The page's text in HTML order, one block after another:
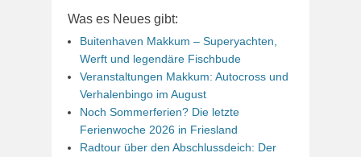
Was es Neues gibt:
Buitenhaven Makkum – Superyachten,
Werft und legendäre Fischbude
Veranstaltungen Makkum: Autocross und
Verhalenbingo im August
Noch Sommerferien? Die letzte
Ferienwoche 2026 in Friesland
Radtour über den Abschlussdeich: Der